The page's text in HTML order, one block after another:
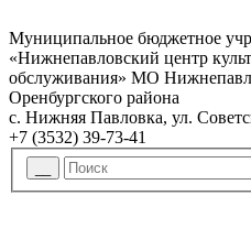
Муниципальное бюджетное
«Нижнепавловский центр
обслуживания» МО
Оренбургского района
с. Нижняя Павловка, ул.
+7 (3532) 39-73-41